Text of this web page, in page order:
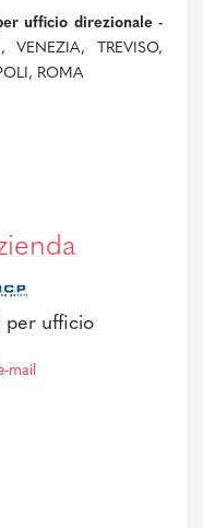
ufficio direzionale -
, VENEZIA, TREVISO,
ROMA
per ufficio
mail